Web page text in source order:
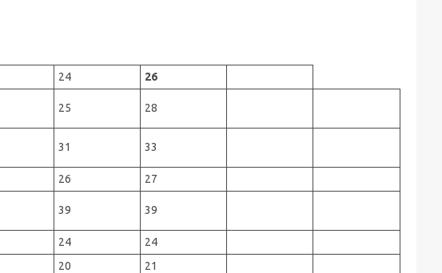
24 26
25 28
31 33
26 27
39 39
24
24
20 21